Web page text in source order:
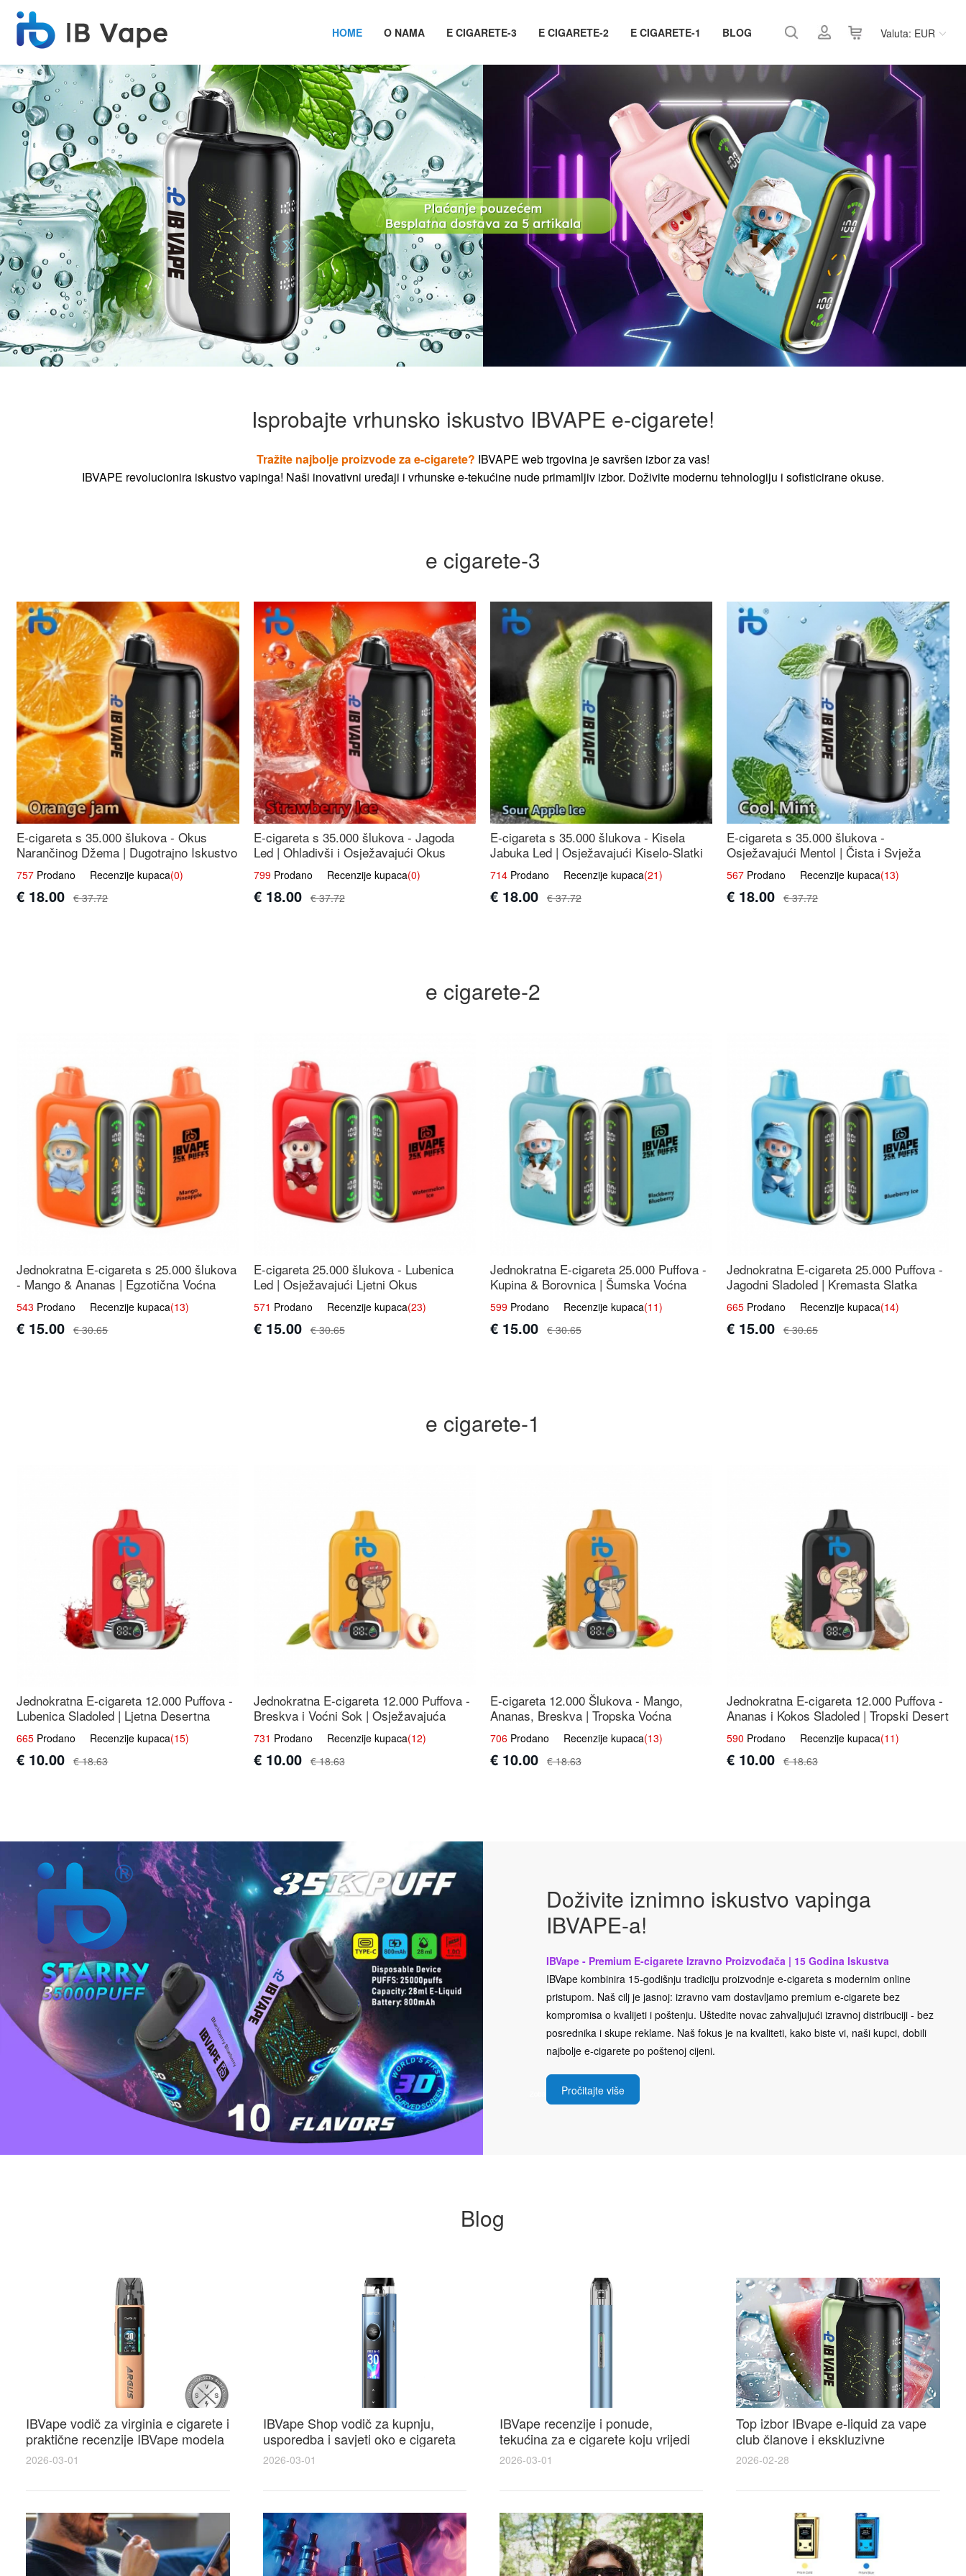
Valuta: EUR
HOME O NAMA E CIGARETE-3 E CIGARETE-2 E CIGARETE-1 BLOG
Isprobajte vrhunsko iskustvo IBVAPE e-cigarete!
Tražite najbolje proizvode za e-cigarete? IBVAPE web trgovina je savršen izbor za vas!
IBVAPE revolucionira iskustvo vapinga! Naši inovativni uređaji i vrhunske e-tekućine nude primamljiv izbor. Doživite modernu tehnologiju i sofisticirane okuse.
e cigarete-3
E-cigareta s 35.000 šlukova - Okus
Narančinog Džema | Dugotrajno Iskustvo
757 Prodano Recenzije kupaca(0)
€ 18.00 € 37.72
E-cigareta s 35.000 šlukova - Jagoda
Led | Ohladivši i Osježavajući Okus
799Prodano Recenzije kupaca(0)
€ 18.00 € 37.72
E-cigareta s 35.000 šlukova - Kisela
Jabuka Led | Osježavajući Kiselo-Slatki
Okus
714Prodano Recenzije kupaca(21)
€ 18.00 € 37.72
E-cigareta s 35.000 šlukova -
Osježavajući Mentol | Čista i Svježa
Okus
567 Prodano Recenzije kupaca(13)
€ 18.00 € 37.72
e cigarete-2
Jednokratna E-cigareta s 25.000 šlukova
- Mango & Ananas | Egzotična Voćna
Mješavina
543 Prodano Recenzije kupaca(13)
€ 15.00 € 30.65
E-cigareta 25.000 šlukova - Lubenica
Led | Osježavajući Ljetni Okus
571 Prodano Recenzije kupaca(23)
€ 15.00 € 30.65
Jednokratna E-cigareta 25.000 Puffova -
Kupina & Borovnica | Šumska Voćna
Mješavina
599Prodano Recenzije kupaca(11)
€ 15.00 € 30.65
Jednokratna E-cigareta 25.000 Puffova -
Jagodni Sladoled | Kremasta Slatka
Okus
665 Prodano Recenzije kupaca(14)
€ 15.00 € 30.65
e cigarete-1
Jednokratna E-cigareta 12.000 Puffova -
Lubenica Sladoled | Ljetna Desertna
Aroma
665 Prodano Recenzije kupaca(15)
€ 10.00 € 18.63
Jednokratna E-cigareta 12.000 Puffova -
Breskva i Voćni Sok | Osježavajuća
Voćna Mješavina
731 Prodano Recenzije kupaca(12)
€ 10.00 € 18.63
E-cigareta 12.000 Šlukova - Mango,
Ananas, Breskva | Tropska Voćna
Mješavina
706Prodano Recenzije kupaca(13)
€ 10.00 € 18.63
Jednokratna E-cigareta 12.000 Puffova -
Ananas i Kokos Sladoled | Tropski Desert
590 Prodano Recenzije kupaca(11)
€ 10.00 € 18.63
Doživite iznimno iskustvo vapinga
IBVAPE-a!
IBVape - Premium E-cigarete Izravno Proizvođača | 15 Godina Iskustva
IBVape kombinira 15-godišnju tradiciju proizvodnje e-cigareta s modernim online
pristupom. Naš cilj je jasnoj: izravno vam dostavljamo premium e-cigarete bez
kompromisa o kvalijeti i poštenju. Uštedite novac zahvaljujući izravnoj distribuciji - bez
posrednika i skupe reklame. Naš fokus je na kvaliteti, kako biste vi, naši kupci, dobili
najbolje e-cigarete po poštenoj cijeni.
Pročitajte više
Blog
IBVape vodič za virginia e cigarete i
praktične recenzije IBVape modela
prije kupnje
2026-03-01
IBVape Shop vodič za kupnju,
usporedba i savjeti oko e cigareta
cijena za najbolju ponudu
2026-03-01
IBVape recenzije i ponude,
tekućina za e cigarete koju vrijedi
probati uz IBVape popuste
2026-03-01
Top izbor IBvape e-liquid za vape
club članove i ekskluzivne
promocije
2026-02-28